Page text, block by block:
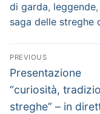
di garda, leggende,
saga delle streghe
Navigazione
articoli
PREVIOUS
Previous
post:
Presentazione
“curiosità,
streghe” – in